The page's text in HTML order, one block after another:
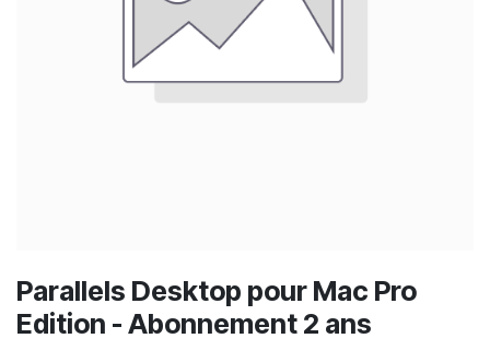
Parallels Desktop pour Mac Pro
Edition - Abonnement 2 ans